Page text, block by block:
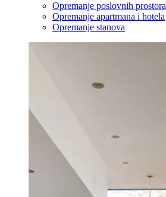
Opremanje poslovnih prostora
Opremanje apartmana i hotela
Opremanje stanova